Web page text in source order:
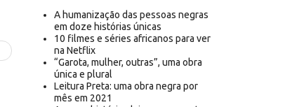
A humanização das pessoas negras
em doze histórias únicas
10 filmes e séries africanos para ver
na Netflix
“Garota, mulher, outras”, uma obra
única e plural
Leitura Preta: uma obra negra por
mês em 2021